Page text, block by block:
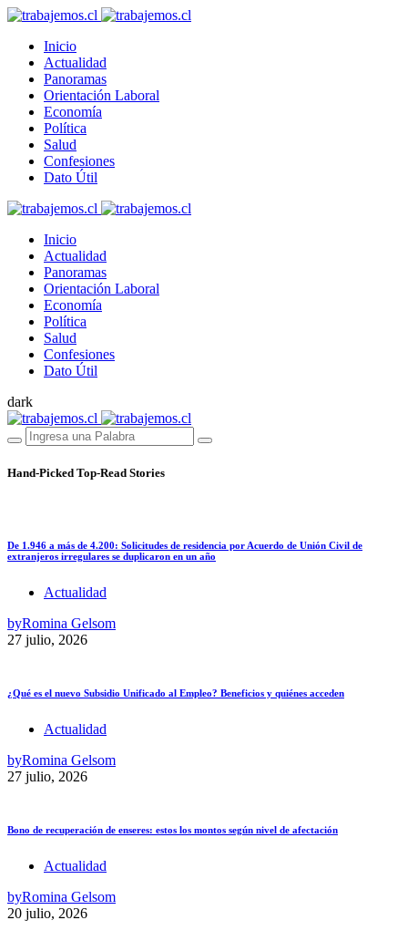
Inicio
Actualidad
Panoramas
Orientación Laboral
Economía
Política
Salud
Confesiones
Dato Útil
Inicio
Actualidad
Panoramas
Orientación Laboral
Economía
Política
Salud
Confesiones
Dato Útil
dark
Hand-Picked Top-Read Stories
De 1.946 a más de 4.200: Solicitudes de residencia por Acuerdo de Unión Civil de
extranjeros irregulares se duplicaron en un año
Actualidad
byRomina Gelsom
27 julio, 2026
¿Qué es el nuevo Subsidio Unificado al Empleo? Beneficios y quiénes acceden
Actualidad
byRomina Gelsom
27 julio, 2026
Bono de recuperación de enseres: estos los montos según nivel de afectación
Actualidad
byRomina Gelsom
20 julio, 2026